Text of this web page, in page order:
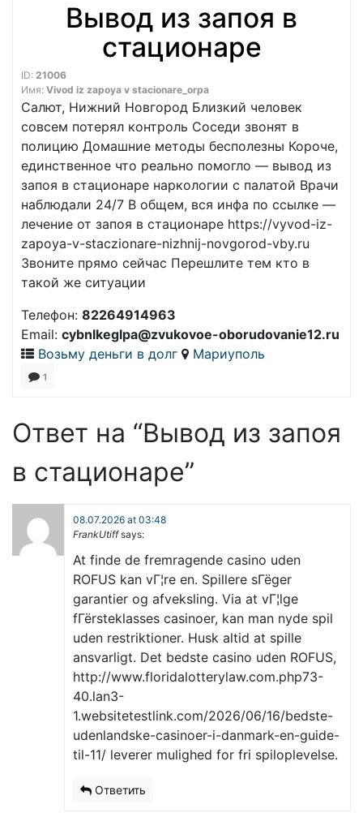
Вывод из запоя в
стационаре
ID: 21006
Имя: Vivod iz zapoya v stacionare_orpa
Салют, Нижний Новгород Близкий человек
совсем потерял контроль Соседи звонят в
полицию Домашние методы бесполезны Короче,
единственное что реально помогло — вывод из
запоя в стационаре наркологии с палатой Врачи
наблюдали 24/7 В общем, вся инфа по ссылке —
лечение от запоя в стационаре https://vyvod-iz-
zapoya-v-staczionare-nizhnij-novgorod-vby.ru
Звоните прямо сейчас Перешлите тем кто в
такой же ситуации
Телефон: 82264914963
Email: cybnlkeglpa@zvukovoe-oborudovanie12.ru
Возьму деньги в долг
Мариуполь
1
Ответ на “Вывод из запоя
в стационаре”
08.07.2026 at 03:48
FrankUtiff says:
At finde de fremragende casino uden
ROFUS kan vГ¦re en. Spillere sГёger
garantier og afveksling. Via at vГ¦lge
fГёrsteklasses casinoer, kan man nyde spil
uden restriktioner. Husk altid at spille
ansvarligt. Det bedste casino uden ROFUS,
http://www.floridalotterylaw.com.php73-
40.lan3-
1.websitetestlink.com/2026/06/16/bedste-
udenlandske-casinoer-i-danmark-en-guide-
til-11/ leverer mulighed for fri spiloplevelse.
Ответить